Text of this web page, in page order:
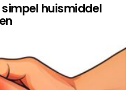
huismiddel